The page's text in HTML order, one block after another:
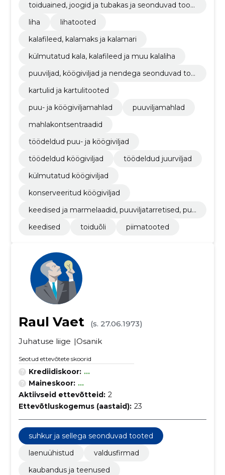
toiduained, joogid ja tubakas ja seonduvad toot
liha
lihatooted
kalafileed, kalamaks ja kalamari
külmutatud kala, kalafileed ja muu kalaliha
puuviljad, köögiviljad ja nendega seonduvad too
kartulid ja kartulitooted
puu- ja köögiviljamahlad
puuviljamahlad
mahlakontsentraadid
töödeldud puu- ja köögiviljad
töödeldud köögiviljad
töödeldud juurviljad
külmutatud köögiviljad
konserveeritud köögiviljad
keedised ja marmelaadid, puuviljatarretised, puu
keedised
toiduõli piimatooted
Raul Vaet
(s. 27.06.1973)
Juhatuse liige
Osanik
Seotud ettevõtete skoorid
Krediidiskoor: ...
Maineskoor: ...
Aktiivseid ettevõtteid: 2
Ettevõtluskogemus (aastaid): 23
suhkur ja sellega seonduvad tooted
laenuühistud
valdusfirmad
kaubandus ja teenused